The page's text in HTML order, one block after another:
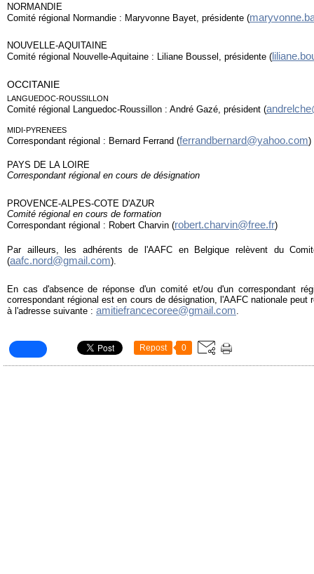
NORMANDIE
Comité régional Normandie : Maryvonne Bayet, présidente (
NOUVELLE-AQUITAINE
Comité régional Nouvelle-Aquitaine : Liliane Boussel, présidente (
OCCITANIE
LANGUEDOC-ROUSSILLON
Comité régional Languedoc-Roussillon : André Gazé, président (
MIDI-PYRENEES
Correspondant régional : Bernard Ferrand (ferrandbernard@yahoo.com)
PAYS DE LA LOIRE
Correspondant régional en cours de désignation
PROVENCE-ALPES-COTE D'AZUR
Comité régional en cours de formation
Correspondant régional : Robert Charvin (robert.charvin@free.fr)
Par ailleurs, les adhérents de l'AAFC en Belgique relèvent du
(aafc.nord@gmail.com).
En cas d'absence de réponse d'un comité et/ou d'un correspondant
correspondant régional est en cours de désignation, l'AAFC nationale peut
à l'adresse suivante : amitiefrancecoree@gmail.com.
Repost 0